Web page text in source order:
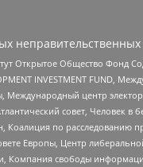
Открытое Общество Фонд
INVESTMENT FUND,
Международный центр
совет, Человек
по расследованию
Европы, Центр
свободы